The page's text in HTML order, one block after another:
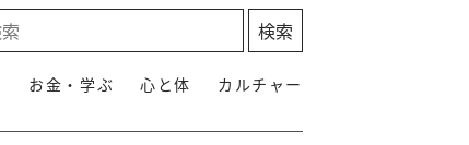
お金・学ぶ 心と体 カルチャー